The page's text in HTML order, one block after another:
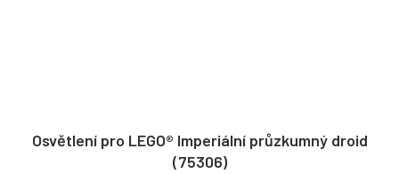
Osvětlení pro LEGO® Imperiální průzkumný droid
(75306)